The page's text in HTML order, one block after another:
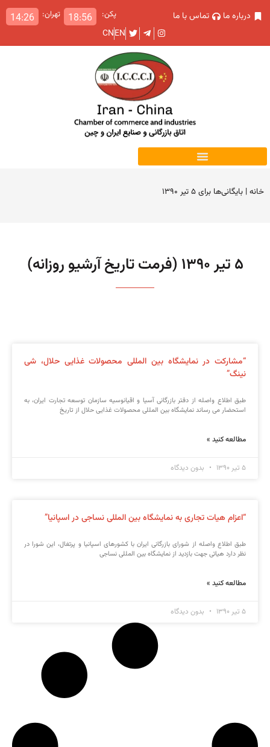
درباره ما تماس با ما پکن: 18:56 تهران: 14:26
EN
CN
خانه| بایگانی‌ها برای ۵ تیر ۱۳۹۰
۵ تیر ۱۳۹۰ (فرمت تاریخ آرشیو روزانه)
“مشارکت در نمایشگاه بین المللی محصولات غذایی حلال، شی
نینگ”
طبق اطلاع واصله از دفتر بازرگانی آسیا و اقیانوسیه سازمان توسعه تجارت ایران، به
استحضار می رساند نمایشگاه بین المللی محصولات غذایی حلال از تاریخ
مطالعه کنید »
۵ تیر ۱۳۹۰ بدون دیدگاه
“اعزام هیات تجاری به نمایشگاه بین المللی نساجی در اسپانیا”
طبق اطلاع واصله از شورای بازرگانی ایران با کشورهای اسپانیا و پرتغال، این شورا در
نظر دارد هیاتی جهت بازدید از نمایشگاه بین المللی نساجی
مطالعه کنید »
۵ تیر ۱۳۹۰ بدون دیدگاه